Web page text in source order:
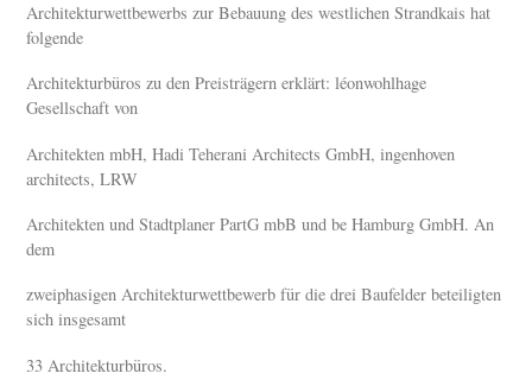
Architekturwettbewerbs zur Bebauung des westlichen Strandkais hat
folgende
Architekturbüros zu den Preisträgern erklärt: léonwohlhage
Gesellschaft von
Architekten mbH, Hadi Teherani Architects GmbH, ingenhoven
architects, LRW
Architekten und Stadtplaner PartG mbB und be Hamburg GmbH. An
dem
zweiphasigen Architekturwettbewerb für die drei Baufelder beteiligten
sich insgesamt
33 Architekturbüros.